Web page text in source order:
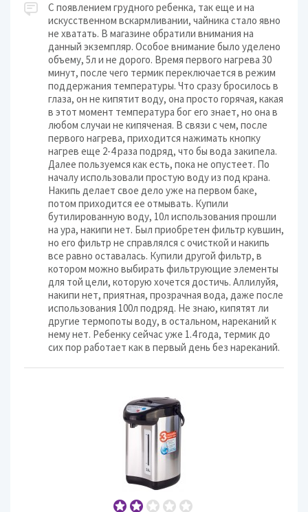
С появлением грудного ребенка, так еще и на
искусственном вскармливании, чайника стало явно
не хватать. В магазине обратили внимания на
данный экземпляр. Особое внимание было уделено
объему, 5л и не дорого. Время первого нагрева 30
минут, после чего термик переключается в режим
поддержания температуры. Что сразу бросилось в
глаза, он не кипятит воду, она просто горячая, какая
в этот момент температура бог его знает, но она в
любом случаи не кипяченая. В связи с чем, после
первого нагрева, приходится нажимать кнопку
нагрев еще 2-4 раза подряд, что бы вода закипела.
Далее пользуемся как есть, пока не опустеет. По
началу использовали простую воду из под крана.
Накипь делает свое дело уже на первом баке,
потом приходится ее отмывать. Купили
бутилированную воду, 10л использования прошли
на ура, накипи нет. Был приобретен фильтр кувшин,
но его фильтр не справлялся с очисткой и накипь
все равно оставалась. Купили другой фильтр, в
котором можно выбирать фильтрующие элементы
для той цели, которую хочется достичь. Аллилуйя,
накипи нет, приятная, прозрачная вода, даже после
использования 100л подряд. Не знаю, кипятят ли
другие термопоты воду, в остальном, нареканий к
нему нет. Ребенку сейчас уже 1.4 года, термик до
сих пор работает как в первый день без нареканий.